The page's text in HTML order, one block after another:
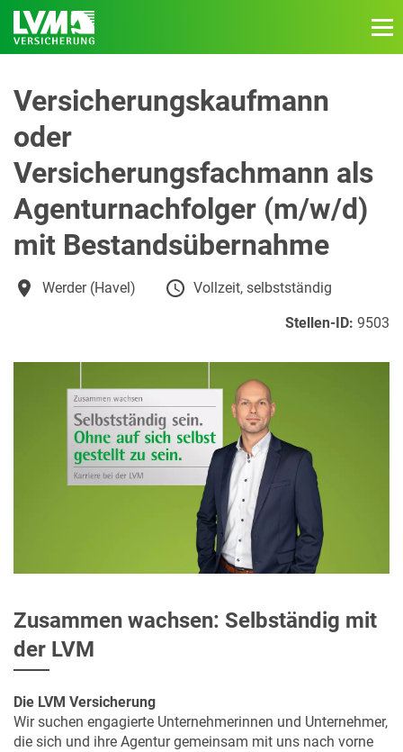
Versicherungskaufmann
oder
Versicherungsfachmann als
Agenturnachfolger (m/w/d)
mit Bestandsübernahme
Werder (Havel) Vollzeit, selbstständig
Stellen-ID: 9503
Zusammen wachsen: Selbständig mit
der LVM
Die LVM Versicherung
Wir suchen engagierte Unternehmerinnen und Unternehmer,
die sich und ihre Agentur gemeinsam mit uns nach vorne